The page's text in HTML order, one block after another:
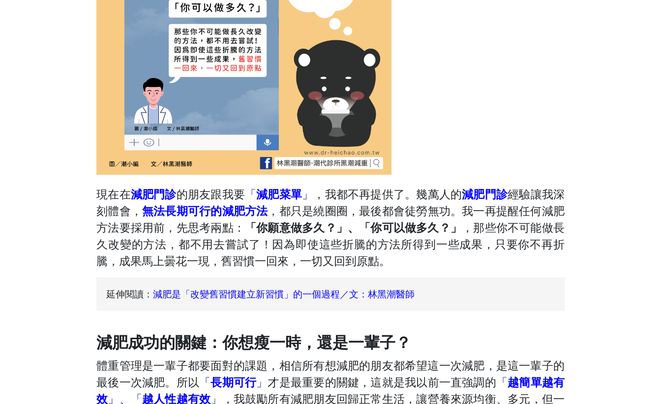
現在在減肥門診的朋友跟我要 「減肥菜單 」 ，我都不再提供了。幾萬人的減肥門診經驗讓我深
刻體會， 無法長期可行的減肥方法，都只是繞圈圈，最後都會徒勞無功。我一再提醒任何減肥
方法要採用前，先思考兩點：
「你願意做多久？」、「你可以做多久？」
，那些你不可能做長
久改變的方法，都不用去嘗試了！因為即使這些折騰的方法所得到一些成果，只要你不再折
騰，成果馬上曇花一現，舊習慣一回來，一切又回到原點。
延伸閱讀：減肥是「改變舊習慣建立新習慣」的一個過程／文：林黑潮醫師
減肥成功的關鍵：你想瘦一時，還是一輩子？
體重管理是一輩子都要面對的課題，相信所有想減肥的朋友都希望這一次減肥，是這一輩子的
最後一次減肥。所以 「長期可行」才是最重要的關鍵，這就是我以前一直強調的 「越簡單越有
效 」、「越人性越有效 」 ，我鼓勵所有減肥朋友回歸正常生活，讓營養來源均衡、多元，但一